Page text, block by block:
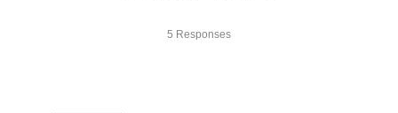
5 Responses